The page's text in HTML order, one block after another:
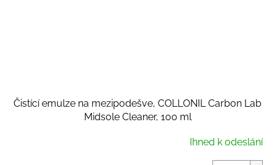
Čistící emulze na mezipodešve, COLLONIL Carbon Lab
Midsole Cleaner, 100 ml
Ihned k odeslání